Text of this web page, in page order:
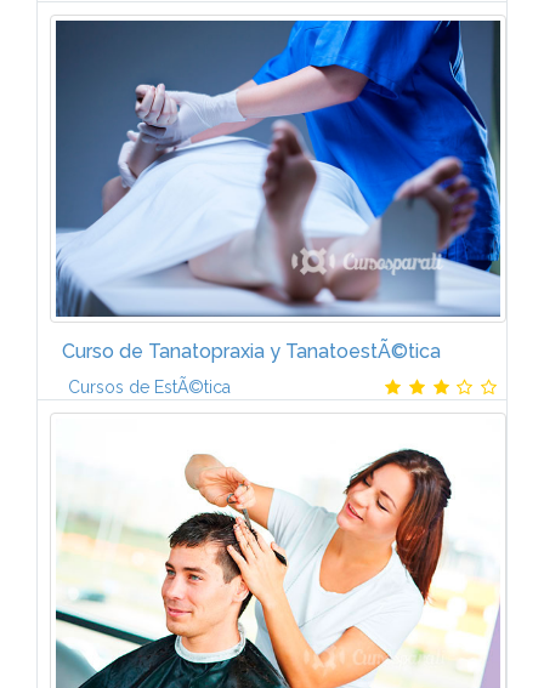
Con el temario del Curso TÃ©cnico en Manicura y
Pedicura aprenderÃ¡s las Ãºltimas tÃ©cnicas del
cuidado de los pies y las manos y la decoraciÃ³n de
sus uÃ±as, segÃºn las preferencias...
Curso de Tanatopraxia y TanatoestÃ©tica
Cursos de EstÃ©tica
embalsamamiento de cadÃ¡veres con productos
biocidas. ? CapÃ­tulo 1. AnatomÃ­a humana aplicada al
proceso de conservaciÃ³n y...